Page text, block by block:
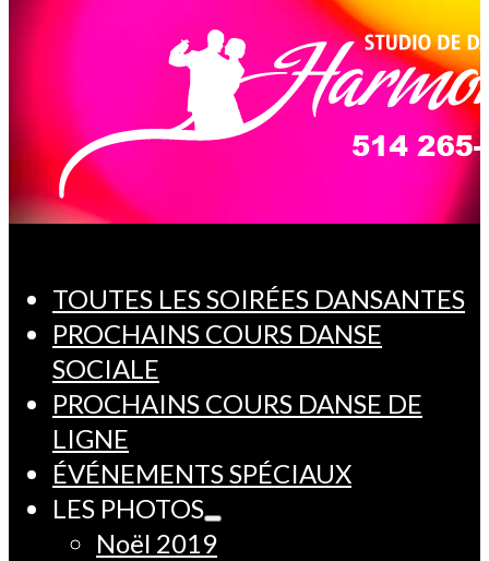
TOUTES LES SOIRÉES DANSANTES
PROCHAINS COURS DANSE
SOCIALE
PROCHAINS COURS DANSE DE
LIGNE
ÉVÉNEMENTS SPÉCIAUX
LES PHOTOS
Noël 2019